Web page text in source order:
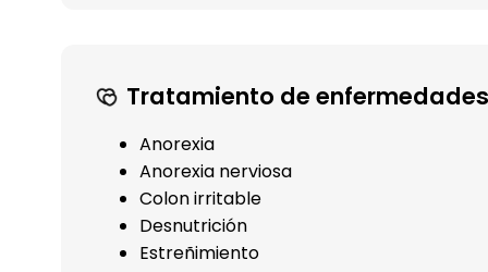
Tratamiento de
Anorexia
Anorexia nerviosa
Colon irritable
Desnutrición
Estreñimiento